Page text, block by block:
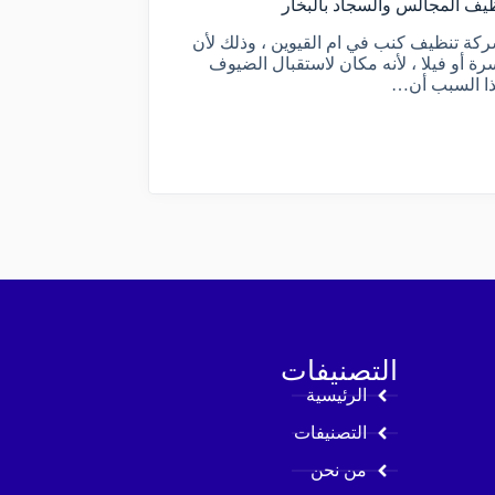
المجالس والسجاد بالبخار
تنظيف كنب في ام القيوين ، وذلك لأن
أو فيلا ، لأنه مكان لاستقبال الضيوف
السبب أن…
التصنيفات
الرئيسية
التصنيفات
من نحن